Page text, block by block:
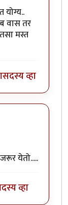
वास तर
मस्त
सदस्य व्हा
येतो.....
व्हा